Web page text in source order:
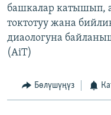
башкалар катышып,
токтотуу жана
диаологуна
(AiT)
Бөлүшүңүз